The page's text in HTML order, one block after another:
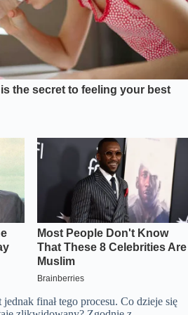
finał tego procesu. Co dzieje się